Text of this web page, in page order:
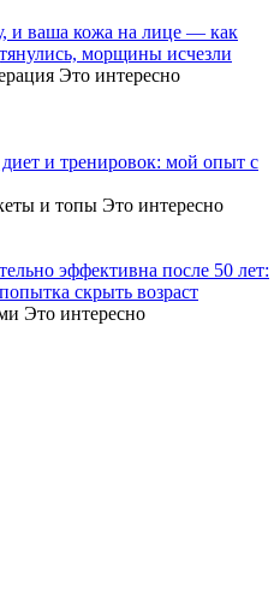
и ваша кожа на лице — как
морщины исчезли
Это интересно
и тренировок: мой опыт с
и топы Это интересно
эффективна после 50 лет:
скрыть возраст
Это интересно